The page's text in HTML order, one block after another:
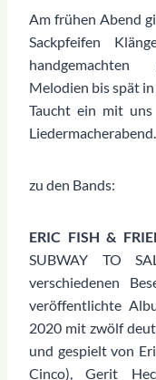
Am frühen Abend
Sackpfeifen
handgemachten
Melodien bis spät in
Taucht ein mit
zu den Bands:
ERIC FISH &
SUBWAY TO
verschiedenen
veröffentlichte
2020 mit zwölf
und gespielt von
Cinco), Gerit